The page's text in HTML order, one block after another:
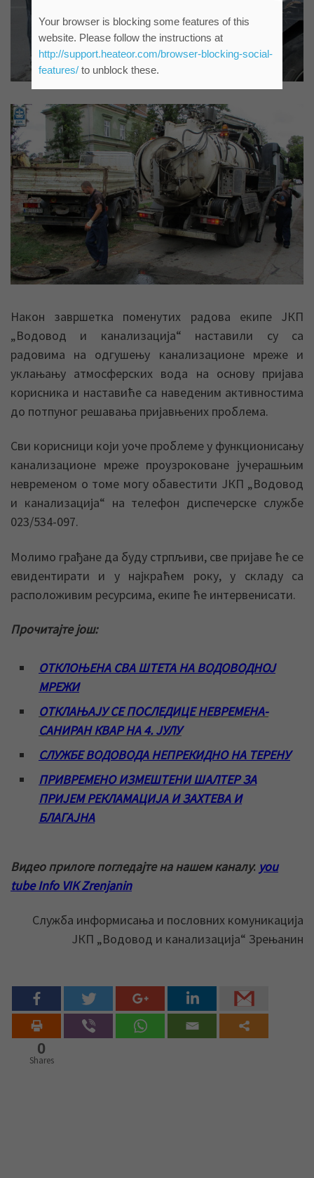
Након завршетка поменутих радова екипе ЈКП
„Водовод и канализација“ наставили су са
радовима на одгушењу канализационе мреже и
уклањању атмосферских вода на основу пријава
корисника и наставиће са наведеним активностима
до потпуног решавања пријавњених проблема.
Сви корисници који уоче проблеме у функционисању
канализационе мреже проузроковане јучерашњим
невременом о томе могу обавестити ЈКП „Водовод
и канализација“ на телефон диспечерске службе
023/534-097.
Молимо грађане да буду стрпљиви, све пријаве ће се
евидентирати и у најкраћем року, у складу са
расположивим ресурсима, екипе ће интервенисати.
Прочитајте још:
ОТКЛОЊЕНА СВА ШТЕТА НА ВОДОВОДНОЈ
МРЕЖИ
ОТКЛАЊАЈУ СЕ ПОСЛЕДИЦЕ НЕВРЕМЕНА-
САНИРАН КВАР НА 4. ЈУЛУ
СЛУЖБЕ ВОДОВОДА НЕПРЕКИДНО НА ТЕРЕНУ
ПРИВРЕМЕНО ИЗМЕШТЕНИ ШАЛТЕР ЗА
ПРИЈЕМ РЕКЛАМАЦИЈА И ЗАХТЕВА И
БЛАГАЈНА
Видео прилоге погледајте на нашем каналу: you
tube Info VIK Zrenjanin
Служба информисања и пословних комуникација
ЈКП „Водовод и канализација“ Зрењанин
0
Shares
Your browser is blocking some features of this
website. Please follow the instructions at
http://support.heateor.com/browser-blocking-social-
features/to unblock these.